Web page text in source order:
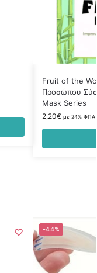
Fruit of the
Προσώπου
Mask Series
2,20€ με 24% ΦΠΑ
-44%